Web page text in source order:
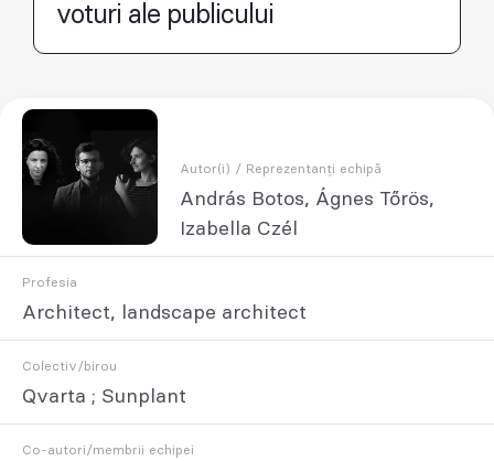
voturi ale publicului
Autor(i) / Reprezentanți echipă
András Botos, Ágnes Tőrös,
Izabella Czél
Profesia
Architect, landscape architect
Colectiv/birou
Qvarta ; Sunplant
Co-autori/membrii echipei